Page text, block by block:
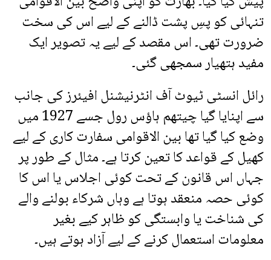
تنہائی کو پسِ پشت ڈالنے کے لیے اس کی سخت
ضرورت تھی۔ اس مقصد کے لیے یہ تصویر ایک
مفید ہتھیار سمجھی گئی۔
رائل انسٹی ٹیوٹ آف انٹرنیشنل افیئرز کی جانب
سے اپنایا گیا چیتھم ہاؤس رول جسے 1927 میں
وضع کیا گیا تھا بین الاقوامی سفارت کاری کے لیے
کھیل کے قواعد کا تعین کرتا ہے۔ مثال کے طور پر
جہاں اس قانون کے تحت کوئی اجلاس یا اس کا
کوئی حصہ منعقد ہوتا ہے وہاں شرکاء بولنے والے
کی شناخت یا وابستگی کو ظاہر کیے بغیر
معلومات استعمال کرنے کے لیے آزاد ہوتے ہیں۔